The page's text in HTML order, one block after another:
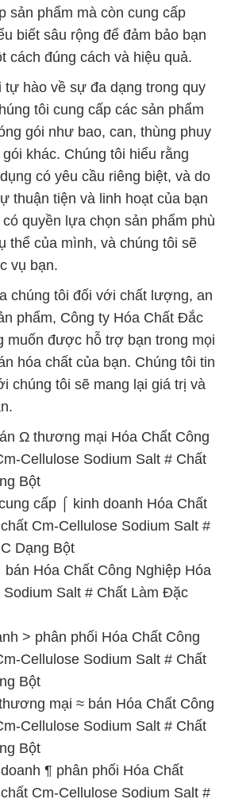
sản phẩm mà còn cung cấp
biết sâu rộng để đảm bảo bạn
cách đúng cách và hiệu quả.
hào về sự đa dạng trong quy
tôi cung cấp các sản phẩm
gói như bao, can, thùng phuy
khác. Chúng tôi hiểu rằng
có yêu cầu riêng biệt, và do
thuận tiện và linh hoạt của bạn
có quyền lựa chọn sản phẩm phù
thể của mình, và chúng tôi sẽ
vụ bạn.
chúng tôi đối với chất lượng, an
phẩm, Công ty Hóa Chất Đắc
muốn được hỗ trợ bạn trong mọi
hóa chất của bạn. Chúng tôi tin
chúng tôi sẽ mang lại giá trị và
Ω thương mại Hóa Chất Công
Cellulose Sodium Salt # Chất
Bột
cấp ⌠ kinh doanh Hóa Chất
Cm-Cellulose Sodium Salt #
Dạng Bột
Hóa Chất Công Nghiệp Hóa
Salt # Chất Làm Đặc
> phân phối Hóa Chất Công
Cellulose Sodium Salt # Chất
Bột
mại ≈ bán Hóa Chất Công
Cellulose Sodium Salt # Chất
Bột
¶ phân phối Hóa Chất
Cm-Cellulose Sodium Salt #